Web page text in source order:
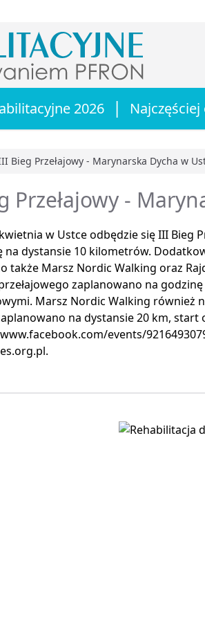
2026 |
Bieg Przełajowy - Marynarska Dycha w
Przełajowy -
w Ustce odbędzie się III Bieg
na dystansie 10 kilometrów.
także Marsz Nordic Walking oraz
zaplanowano na
Marsz Nordic Walking również
na dystansie 20 km, start
events/